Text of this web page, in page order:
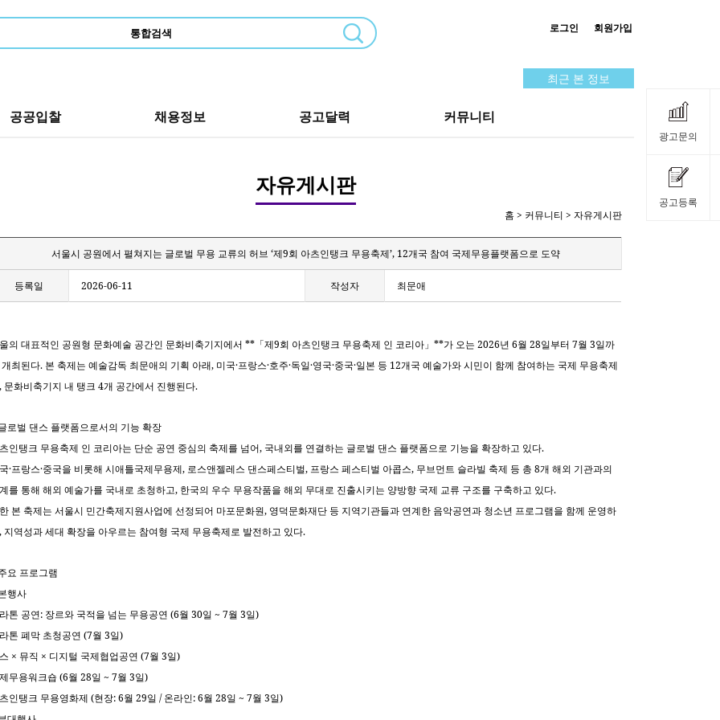
광고문의
공고등록
로그인 회원가입
최근 본 정보
공공입찰 채용정보 공고달력 커뮤니티
자유게시판
홈 > 커뮤니티 > 자유게시판
서울시 공원에서 펼쳐지는 글로벌 무용 교류의 허브 ‘제9회 아츠인탱크 무용축제’, 12개국 참여 국제무용플랫폼으로 도약
등록일 2026-06-11 작성자 최문애
의 대표적인 공원형 문화예술 공간인 문화비축기지에서 **「 제 9회 아츠인탱크 무용축제 인 코리아」 **가 오는 2026년 6월 28일부터 7월 3일까
최된다. 본 축제는 예술감독 최문애의 기획 아래, 미국·프랑스·호주·독일·영국·중국·일본 등 12개국 예술가와 시민이 함께 참여하는 국제 무용축제
문화비축기지 내 탱크 4개 공간에서 진행된다.
로벌 댄스 플랫폼으로서의 기능 확장
인탱크 무용축제 인 코리아는 단순 공연 중심의 축제를 넘어, 국내외를 연결하는 글로벌 댄스 플랫폼으로 기능을 확장하고 있다.
·프랑스·중국을 비롯해 시애틀국제무용제 , 로스앤젤레스 댄스페스티벌, 프랑스 페스티벌 아콥스, 무브먼트 슬라빌 축제 등 총 8개 해외 기관과의
를 통해 해외 예술가를 국내로 초청하고, 한국의 우수 무용작품을 해외 무대로 진출시키는 양방향 국제 교류 구조를 구축하고 있다.
본 축제는 서울시 민간축제지원사업에 선정되어 마포문화원, 영덕문화재단 등 지역기관들과 연계한 음악공연과 청소년 프로그램을 함께 운영하
지역성과 세대 확장을 아우르는 참여형 국제 무용축제로 발전하고 있다.
요 프로그램
행사
톤 공연 : 장르와 국적을 넘는 무용공연 (6월 30일 ~ 7월 3일)
톤 폐막 초청공연 (7월 3일)
× 뮤직 × 디지털 국제협업공연 (7월 3일)
무용워크숍 (6월 28일 ~ 7월 3일)
인탱크 무용영화제 (현장: 6월 29일 / 온라인: 6월 28일 ~ 7월 3일)